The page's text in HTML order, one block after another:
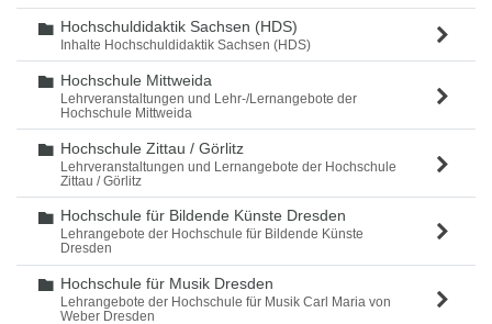
Ordner
Hochschuldidaktik Sachsen (HDS)
Inhalte Hochschuldidaktik Sachsen (HDS)
Ordner
Hochschule Mittweida
Lehrveranstaltungen und Lehr-/Lernangebote der
Hochschule Mittweida
Ordner
Hochschule Zittau / Görlitz
Lehrveranstaltungen und Lernangebote der Hochschule
Zittau / Görlitz
Ordner
Hochschule für Bildende Künste Dresden
Lehrangebote der Hochschule für Bildende Künste
Dresden
Ordner
Hochschule für Musik Dresden
Lehrangebote der Hochschule für Musik Carl Maria von
Weber Dresden